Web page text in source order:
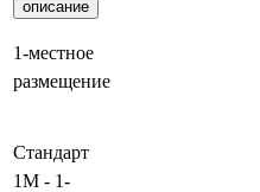
описание
1-местное
размещение
Стандарт
1М - 1-